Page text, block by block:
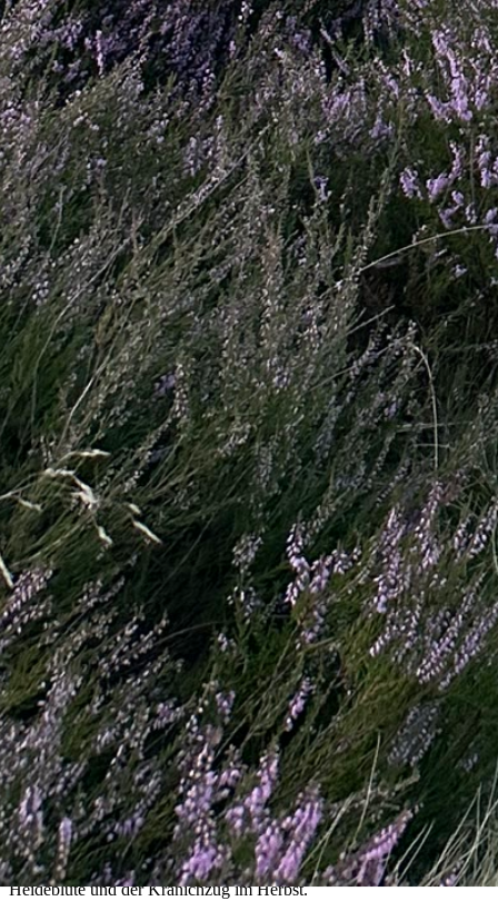
Rund um die Pension
Rund um die Pension gibt es viel zu entdecken. Direkt vor der
Haustür laden die Heideflächen zu ausgedehnten Wanderungen und
Radtouren ein. Wer die Region erkunden möchte, findet in der Nähe
einen Barfußpark, einen Wildpark und ein Naturbad. Auch
Kutschfahrten, Kanutouren sowie Ausflüge nach Lüneburg,
Hamburg, Soltau oder Bispingen sorgen für abwechslungsreiche
Urlaubstage. Zu den besonderen Höhepunkten zählen die
Heideblüte und der Kranichzug im Herbst.